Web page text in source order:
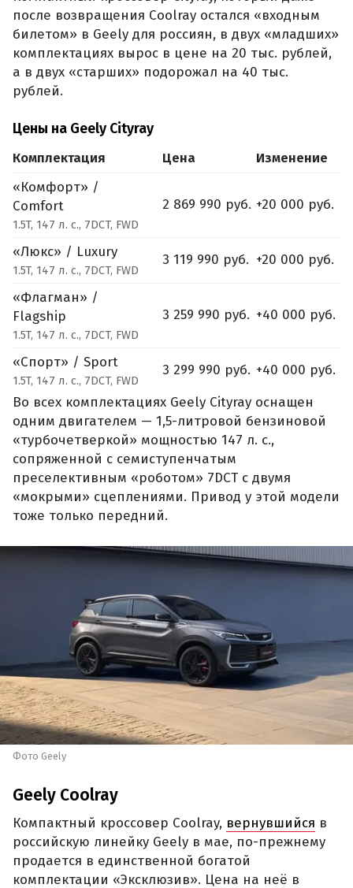
после возвращения Coolray остался «входным
билетом» в Geely для россиян, в двух «младших»
комплектациях вырос в цене на 20 тыс. рублей,
а в двух «старших» подорожал на 40 тыс.
рублей.
Цены на Geely Cityray
Комплектация Цена
Изменение
«Комфорт» /
Comfort
1.5T, 147 л. с., 7DCT, FWD
2 869 990 руб. +20 000 руб.
«Люкс» / Luxury
1.5T, 147 л. с., 7DCT, FWD
3 119 990 руб. +20 000 руб.
«Флагман» /
Flagship
1.5T, 147 л. с., 7DCT, FWD
3 259 990 руб. +40 000 руб.
«Спорт» / Sport
1.5T, 147 л. с., 7DCT, FWD
3 299 990 руб. +40 000 руб.
Во всех комплектациях Geely Cityray оснащен
одним двигателем — 1,5-литровой бензиновой
«турбочетверкой» мощностью 147 л. с.,
сопряженной с семиступенчатым
преселективным «роботом» 7DCT с двумя
«мокрыми» сцеплениями. Привод у этой модели
тоже только передний.
Фото Geely
Geely Coolray
Компактный кроссовер Coolray, вернувшийся в
российскую линейку Geely в мае, по-прежнему
продается в единственной богатой
комплектации «Эксклюзив». Цена на неё в